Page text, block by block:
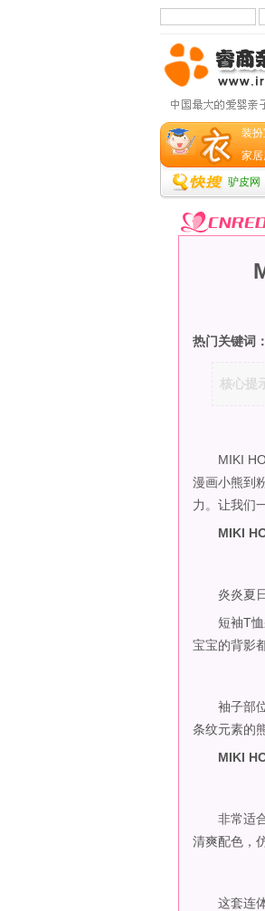
装扮
家居
驴皮网
热门关键词：
核心提
MIKI
漫画小熊到
力。让我们
MIKI
炎炎夏日
短袖T恤采
宝宝的背影
袖子部位
条纹元素的
MIKI
非常适合
清爽配色，
这套连体